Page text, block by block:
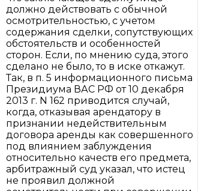
должно действовать с обычной
осмотрительностью, с учетом
содержания сделки, сопутствующих
обстоятельств и особенностей
сторон. Если, по мнению суда, этого
сделано не было, то в иске откажут.
Так, в п. 5 информационного письма
Президиума ВАС РФ от 10 декабря
2013 г. N 162 приводится случай,
когда, отказывая арендатору в
признании недействительным
договора аренды как совершенного
под влиянием заблуждения
относительно качеств его предмета,
арбитражный суд указал, что истец
не проявил должной